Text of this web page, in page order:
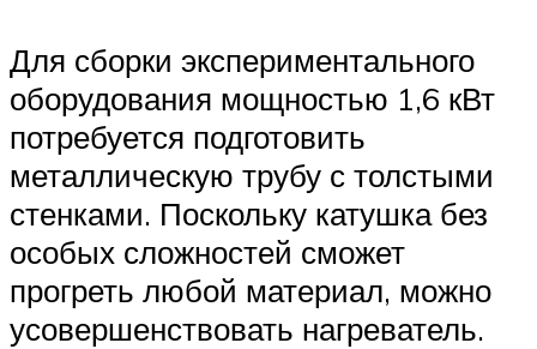
Для сборки экспериментального
оборудования мощностью 1,6 кВт
потребуется подготовить
металлическую трубу с толстыми
стенками. Поскольку катушка без
особых сложностей сможет
прогреть любой материал, можно
усовершенствовать нагреватель.